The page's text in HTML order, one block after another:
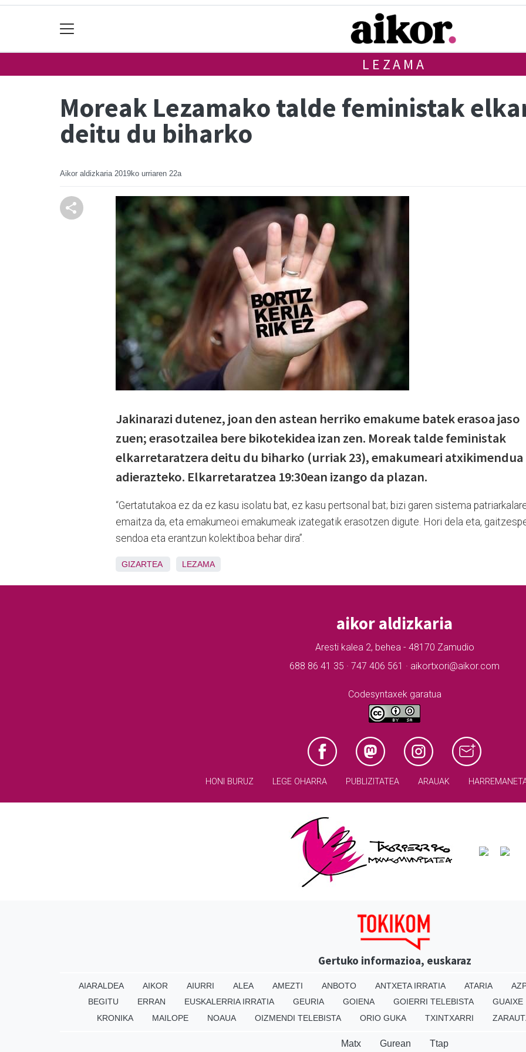
LEZAMA
Moreak Lezamako talde feministak
deitu du biharko
Aikor aldizkaria 2019ko urriaren 22a
Jakinarazi dutenez, joan den astean herriko emakume batek erasoa jaso
zuen; erasotzailea bere bikotekidea izan zen. Moreak talde feministak
elkarretaratzera deitu du biharko (urriak 23), emakumeari atxikimendua
adierazteko. Elkarretaratzea 19:30ean izango da plazan.
“Gertatutakoa ez da ez kasu isolatu bat, ez kasu pertsonal bat; bizi garen sistema
emaitza da, eta emakumeoi emakumeak izategatik erasotzen digute. Hori dela eta,
sendoa eta erantzun kolektiboa behar dira”.
GIZARTEA LEZAMA
aikor aldizkaria
Aresti kalea 2, behea - 48170 Zamudio
688 86 41 35 · 747 406 561 · aikortxori@aikor.com
Codesyntaxek garatua
HONI BURUZ LEGE OHARRA PUBLIZITATEA ARAUAK
Gertuko informazioa, euskaraz
AIARALDEA AIKOR AIURRI ALEA AMEZTI ANBOTO ANTXETA IRRATIA ATARIA
BEGITU
ERRAN EUSKALERRIA IRRATIA GEURIA GOIENA GOIERRI TELEBISTA GUAIXE
KRONIKA
MAILOPE NOAUA OIZMENDI TELEBISTA ORIO GUKA TXINTXARRI
Matx Gurean Ttap